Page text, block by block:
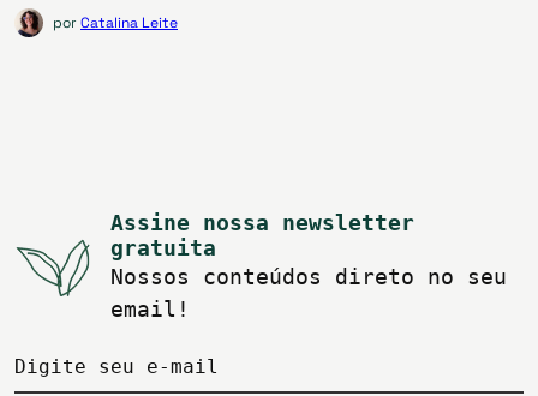
porCatalina Leite
Assine nossa newsletter
gratuita
Nossos conteúdos direto no seu
email!
Digite seu e-mail